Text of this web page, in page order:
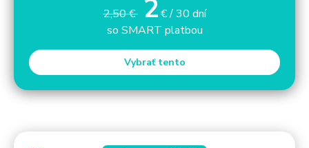
2,50 € 2€ / 30 dní
so SMART platbou
Vybrať tento